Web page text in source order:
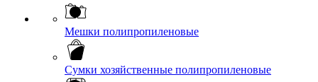
Мешки полипропиленовые
Сумки хозяйственные полипропиленовые